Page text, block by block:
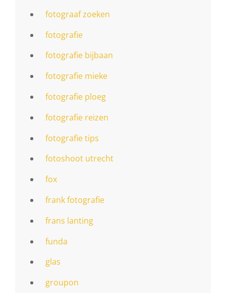
fotograaf zoeken
fotografie
fotografie bijbaan
fotografie mieke
fotografie ploeg
fotografie reizen
fotografie tips
fotoshoot utrecht
fox
frank fotografie
frans lanting
funda
glas
groupon